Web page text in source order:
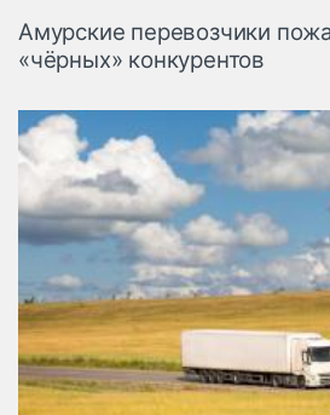
Амурские перевозчики
«чёрных» конкурентов